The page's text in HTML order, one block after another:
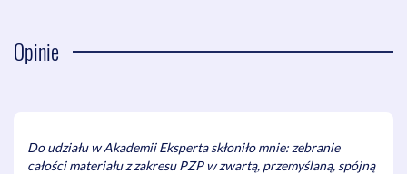
Opinie
Do udziału w Akademii Eksperta skłoniło mnie: zebranie
całości materiału z zakresu PZP w zwartą, przemyślaną, spójną